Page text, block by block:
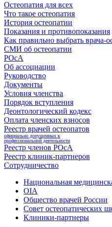
Остеопатия для всех
Что такое остеопатия
История остеопатии
Показания и противопоказания
Как правильно выбрать врача-
СМИ об остеопатии
РОсА
Об ассоциации
Руководство
Документы
Условия членства
Порядок вступления
Деонтологический кодекс
Оплата членских взносов
Реестр врачей остеопатов
официально допущенных к
профессиональной деятельности
Реестр членов РОсА
Реестр клиник-партнеров
Сотрудничество
Национальная
OIA
Общество врачей России
Совет остеопатических
Клиники-партнеры